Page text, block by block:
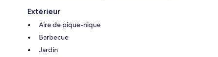
Extérieur
Aire de pique-nique
Barbecue
Jardin